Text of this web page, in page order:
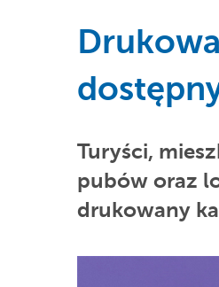
Turyści,
pubów oraz
drukowany